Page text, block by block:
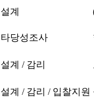
설계
타당성조사
설계 / 감리
설계 / 감리 / 입찰지원